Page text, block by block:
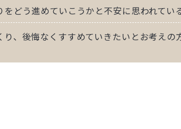
をどう進めていこうかと不安に思われてい
り、後悔なくすすめていきたいとお考えの